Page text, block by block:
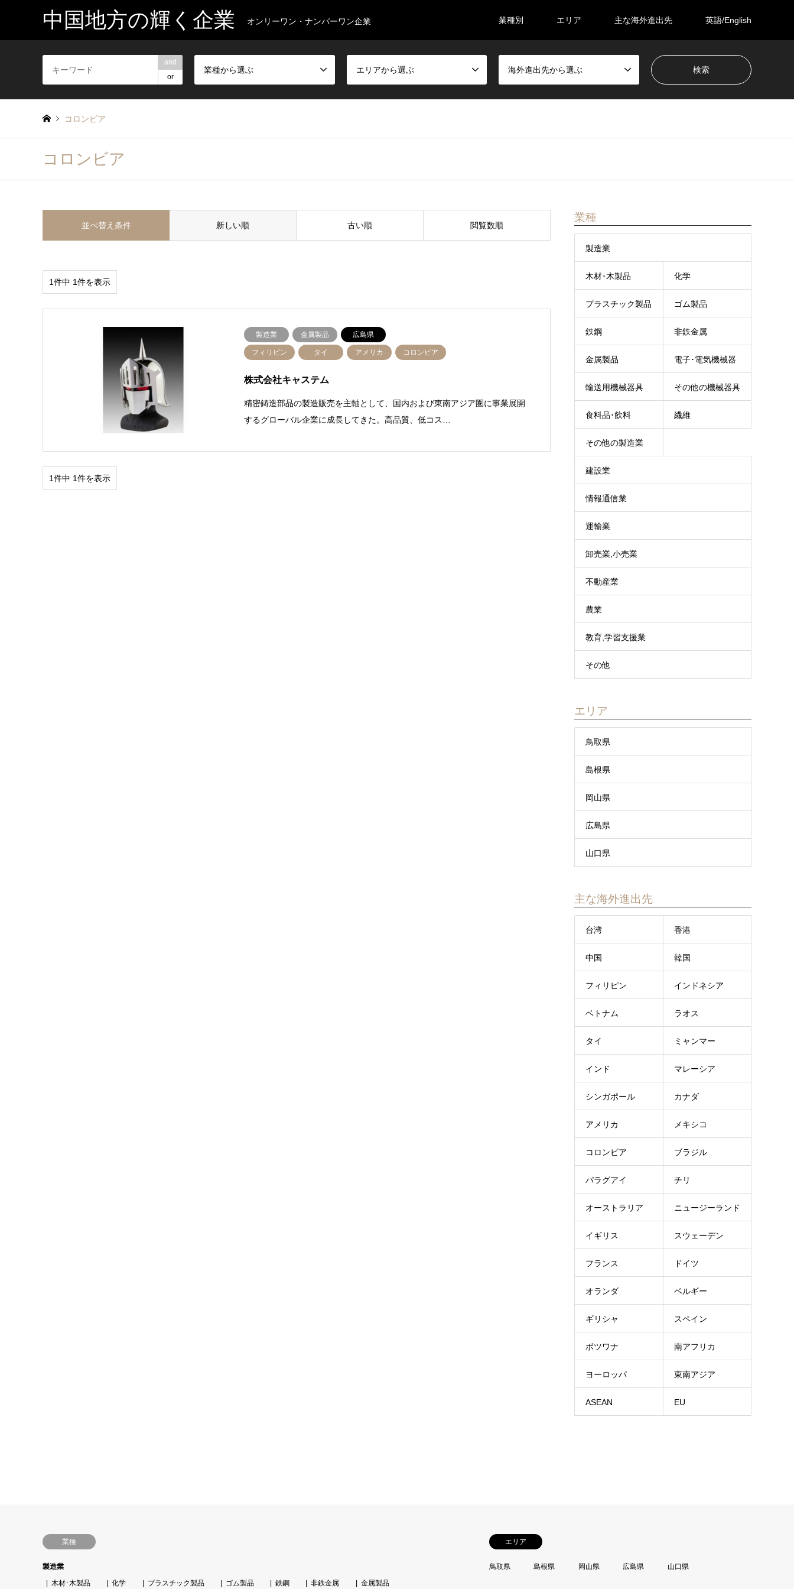
中国地方の輝く企業 オンリーワン・ナンバーワン企業 業種別 エリア 主な海外進出先 英語/English
and
or
業種から選ぶ エリアから選ぶ 海外進出先から選ぶ
コロンビア
コロンビア
並べ替え条件 新しい順 古い順 閲覧数順
1件中 1件を表示
製造業 金属製品 広島県
フィリピン タイ アメリカ コロンビア
株式会社キャステム
精密鋳造部品の製造販売を主軸として、国内および東南アジア圏に事業展開
するグローバル企業に成長してきた。高品質、低コス…
1件中 1件を表示
業種
製造業
木材･木製品 化学
プラスチック製品 ゴム製品
鉄鋼 非鉄金属
金属製品 電子･電気機械器
具
輸送用機械器具 その他の機械器具
食料品･飲料 繊維
その他の製造業
建設業
情報通信業
運輸業
卸売業,小売業
不動産業
農業
教育,学習支援業
その他
エリア
鳥取県
島根県
岡山県
広島県
山口県
主な海外進出先
台湾 香港
中国 韓国
フィリピン インドネシア
ベトナム ラオス
タイ ミャンマー
インド マレーシア
シンガポール カナダ
アメリカ メキシコ
コロンビア ブラジル
パラグアイ チリ
オーストラリア ニュージーランド
イギリス スウェーデン
フランス ドイツ
オランダ ベルギー
ギリシャ スペイン
ボツワナ 南アフリカ
ヨーロッパ 東南アジア
ASEAN EU
業種
製造業
木材･木製品
化学 プラスチック製品 ゴム製品 鉄鋼 非鉄金属 金属製品
エリア
鳥取県 島根県 岡山県 広島県 山口県